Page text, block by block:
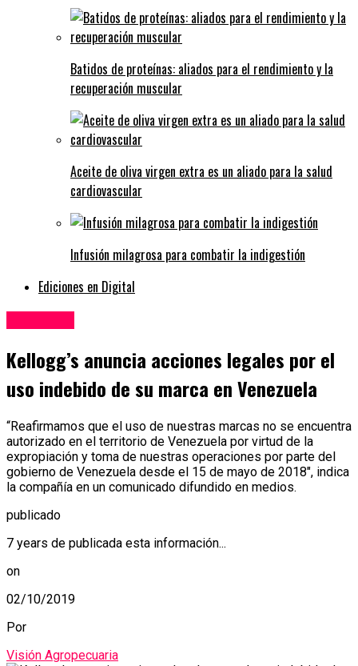
Batidos de proteínas: aliados para el rendimiento y la
recuperación muscular
Aceite de oliva virgen extra es un aliado para la salud
cardiovascular
Infusión milagrosa para combatir la indigestión
Ediciones en Digital
Kellogg’s anuncia acciones legales por el
uso indebido de su marca en Venezuela
“Reafirmamos que el uso de nuestras marcas no se encuentra
autorizado en el territorio de Venezuela por virtud de la
expropiación y toma de nuestras operaciones por parte del
gobierno de Venezuela desde el 15 de mayo de 2018″, indica
la compañía en un comunicado difundido en medios.
publicado
7 years de publicada esta información...
on
02/10/2019
Por
Visión Agropecuaria